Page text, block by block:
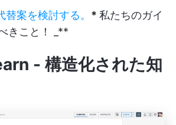
替案を検討する。 * 私たちのガイ
きこと！ _**
- 構造化された知